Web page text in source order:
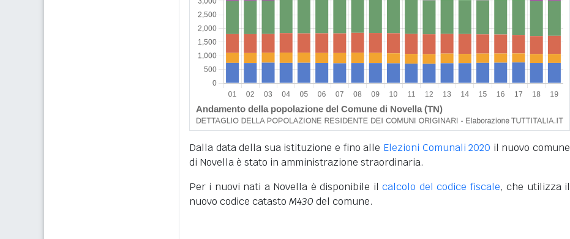
Dalla data della sua istituzione e fino alle Elezioni Comunali 2020 il nuovo comune
di Novella è stato in amministrazione straordinaria.
Per i nuovi nati a Novella è disponibile ilcalcolo del codice fiscale, che utilizza il
nuovo codice catasto M430 del comune.